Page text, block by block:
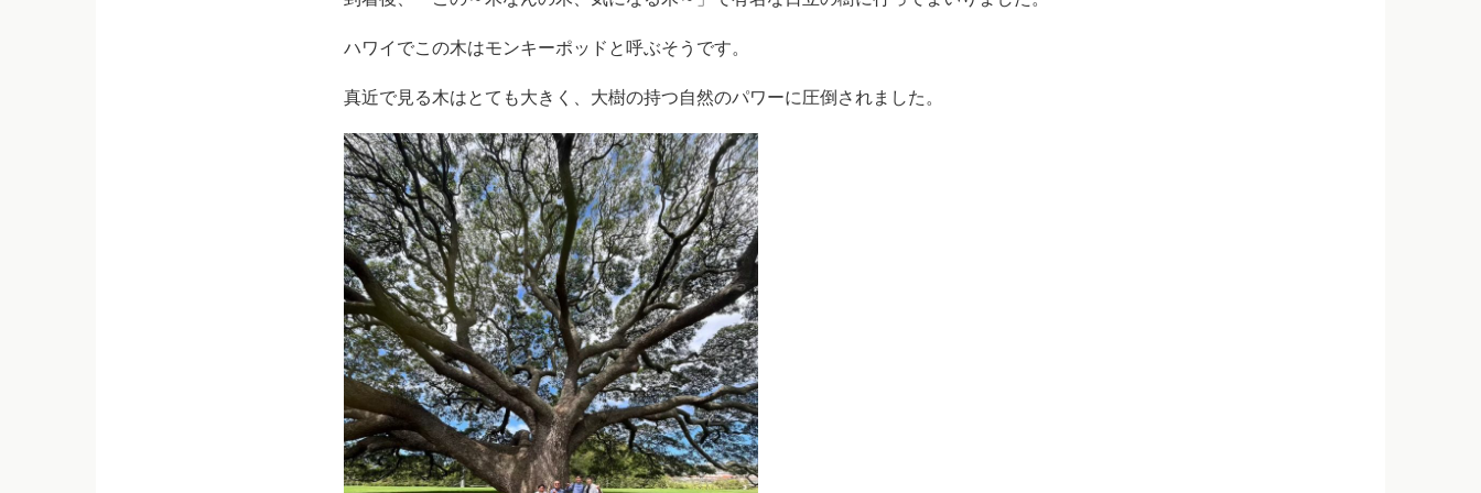
ハワイでこの木はモンキーポッドと呼ぶそうです。
真近で見る木はとても大きく、大樹の持つ自然のパワーに圧倒されました。